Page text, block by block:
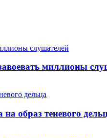
миллионы
образ теневого